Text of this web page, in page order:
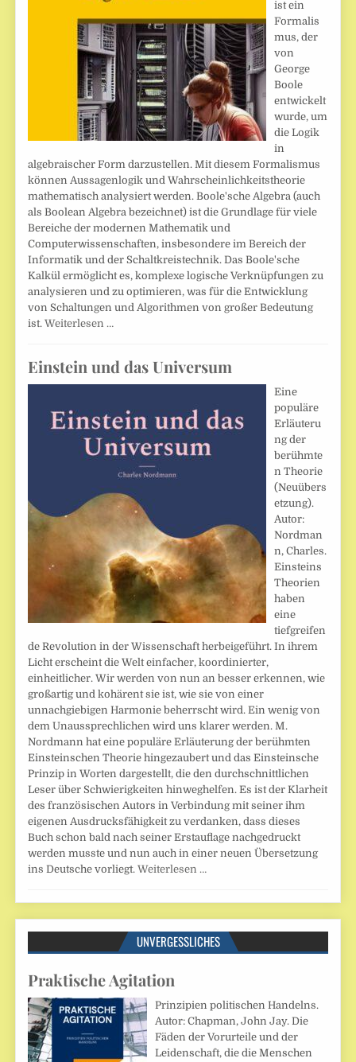
ist ein
Formalis
mus, der
von
George
Boole
entwickelt
wurde, um
die Logik
in
algebraischer Form darzustellen. Mit diesem Formalismus
können Aussagenlogik und Wahrscheinlichkeitstheorie
mathematisch analysiert werden. Boole'sche Algebra (auch
als Boolean Algebra bezeichnet) ist die Grundlage für viele
Bereiche der modernen Mathematik und
Computerwissenschaften, insbesondere im Bereich der
Informatik und der Schaltkreistechnik. Das Boole'sche
Kalkül ermöglicht es, komplexe logische Verknüpfungen zu
analysieren und zu optimieren, was für die Entwicklung
von Schaltungen und Algorithmen von großer Bedeutung
ist.Weiterlesen …
Einstein und das Universum
Eine
populäre
Erläuteru
ng der
berühmte
n Theorie
(Neuübers
etzung).
Autor:
Nordman
n, Charles.
Einsteins
Theorien
haben
eine
tiefgreifen
de Revolution in der Wissenschaft herbeigeführt. In ihrem
Licht erscheint die Welt einfacher, koordinierter,
einheitlicher. Wir werden von nun an besser erkennen, wie
großartig und kohärent sie ist, wie sie von einer
unnachgiebigen Harmonie beherrscht wird. Ein wenig von
dem Unaussprechlichen wird uns klarer werden. M.
Nordmann hat eine populäre Erläuterung der berühmten
Einsteinschen Theorie hingezaubert und das Einsteinsche
Prinzip in Worten dargestellt, die den durchschnittlichen
Leser über Schwierigkeiten hinweghelfen. Es ist der Klarheit
des französischen Autors in Verbindung mit seiner ihm
eigenen Ausdrucksfähigkeit zu verdanken, dass dieses
Buch schon bald nach seiner Erstauflage nachgedruckt
werden musste und nun auch in einer neuen Übersetzung
ins Deutsche vorliegt.Weiterlesen …
UNVERGESSLICHES
Praktische Agitation
Prinzipien politischen Handelns.
Autor: Chapman, John Jay. Die
Fäden der Vorurteile und der
Leidenschaft, die die Menschen